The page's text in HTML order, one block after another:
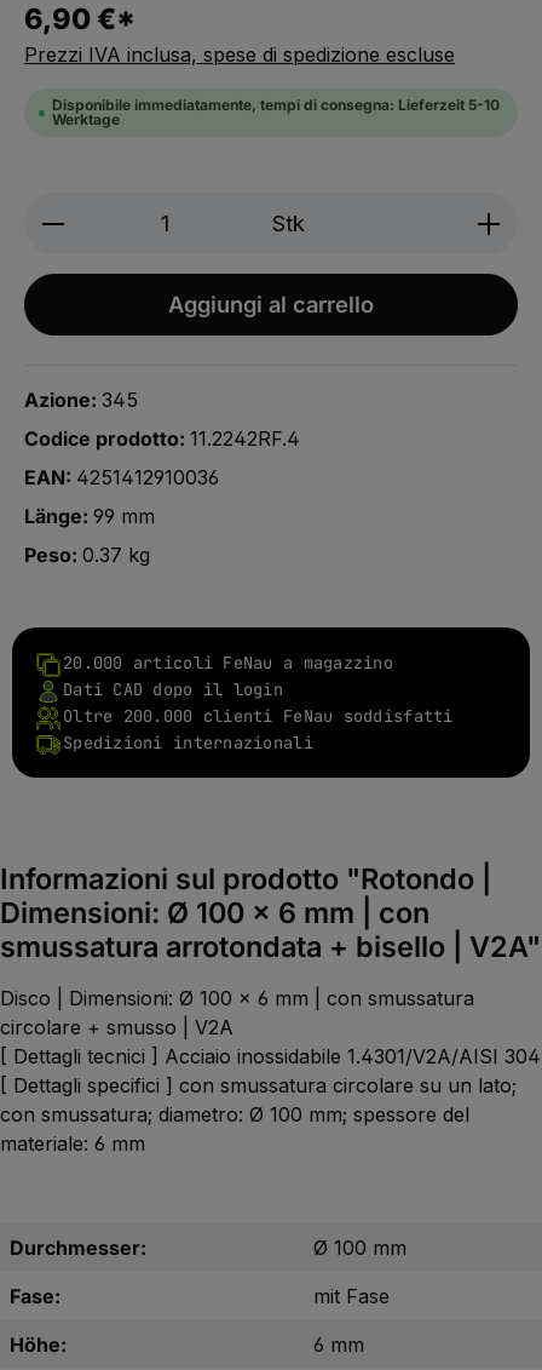
6,90 €*
Prezzi IVA inclusa, spese di spedizione escluse
Disponibile immediatamente, tempi di consegna: Lieferzeit 5-10
Werktage
Produkt Anzahl: Gib den
Stk
Aggiungi al carrello
Azione: 345
Codice prodotto: 11.2242RF.4
EAN: 4251412910036
Länge: 99 mm
Peso: 0.37 kg
20.000 articoli FeNau a magazzino
Dati CAD dopo il login
Oltre 200.000 clienti FeNau soddisfatti
Spedizioni internazionali
Informazioni sul prodotto "Rotondo |
Dimensioni: Ø 100 x 6 mm | con
smussatura arrotondata + bisello | V2A"
Disco | Dimensioni: Ø 100 x 6 mm | con smussatura
circolare + smusso | V2A
[ Dettagli tecnici ] Acciaio inossidabile 1.4301/V2A/AISI 304
[ Dettagli specifici ] con smussatura circolare su un lato;
con smussatura; diametro: Ø 100 mm; spessore del
materiale: 6 mm
Durchmesser:
Ø 100 mm
Fase:
mit Fase
Höhe:
6 mm